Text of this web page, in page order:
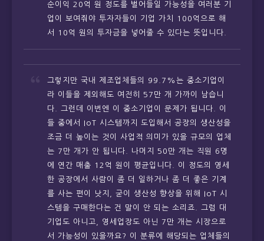
순이익 20억 원 정도를 벌어들일 가능성을 여러분 기
업이 보여줘야 투자자들이 기업 가치 100억으로 해
서 10억 원의 투자금을 넣어줄 수 있다는 뜻입니다.
그렇지만 국내 제조업체들의 99.7%는 중소기업이
라 이들을 제외해도 여전히 57만 개 가까이 남습니
다. 그런데 이번엔 이 중소기업이 문제가 됩니다. 이
들 중에서 IoT 시스템까지 도입해서 공장의 생산성을
조금 더 높이는 것이 사업적 의미가 있을 규모의 업체
는 7만 개가 안 됩니다. 나머지 50만 개는 직원 6명
에 연간 매출 12억 원이 평균입니다. 이 정도의 영세
한 공장에서 사람이 좀 더 일하거나 좀 더 좋은 기계
를 사는 편이 낫지, 굳이 생산성 향상을 위해 IoT 시
스템을 구매한다는 건 말이 안 되는 소리죠. 그럼 대
기업도 아니고, 영세업장도 아닌 7만 개는 시장으로
서 가능성이 있을까요? 이 분류에 해당되는 업체들의